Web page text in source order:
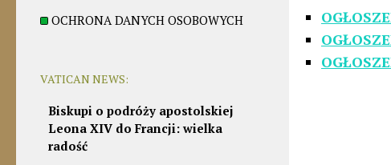
OCHRONA DANYCH OSOBOWYCH
VATICAN NEWS:
Biskupi o podróży apostolskiej
Leona XIV do Francji: wielka
radość